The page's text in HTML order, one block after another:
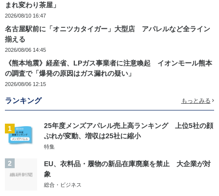
まれ変わり茶屋」
2026/08/10 16:47
名古屋駅前に「オニツカタイガー」大型店 アパレルなど全ライン
揃える
2026/08/06 14:45
《熊本地震》経産省、LPガス事業者に注意喚起 イオンモール熊本
の調査で「爆発の原因はガス漏れの疑い」
2026/08/06 12:15
ランキング もっとみる
1
25年度メンズアパレル売上高ランキング 上位5社の顔
ぶれが変動、増収は25社に縮小
特集
2
EU、衣料品・履物の新品在庫廃棄を禁止 大企業が対
象
総合・ビジネス